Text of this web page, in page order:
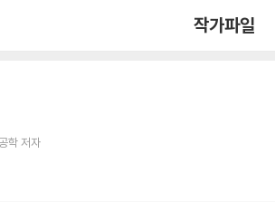
작가파일
학 저자